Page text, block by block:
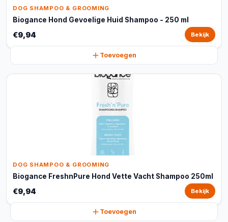
DOG SHAMPOO & GROOMING
Biogance Hond Gevoelige Huid Shampoo - 250 ml
€9,94 Bekijk
Toevoegen
DOG SHAMPOO & GROOMING
Biogance FreshnPure Hond Vette Vacht Shampoo 250ml
€9,94 Bekijk
Toevoegen